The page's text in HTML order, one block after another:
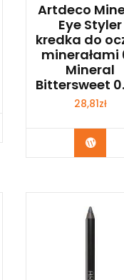
Artdeco
Eye Styler
kredka do
minerałami
Mineral
Bittersweet
28,81zł